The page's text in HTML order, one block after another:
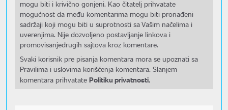
mogu biti i krivično gonjeni. Kao čitatelj prihvatate
mogućnost da među komentarima mogu biti pronađeni
sadržaji koji mogu biti u suprotnosti sa Vašim načelima i
uverenjima. Nije dozvoljeno postavljanje linkova i
promovisanjedrugih sajtova kroz komentare.
Svaki korisnik pre pisanja komentara mora se upoznati sa
Pravilima i uslovima korišćenja komentara. Slanjem
komentara prihvatate Politiku privatnosti.